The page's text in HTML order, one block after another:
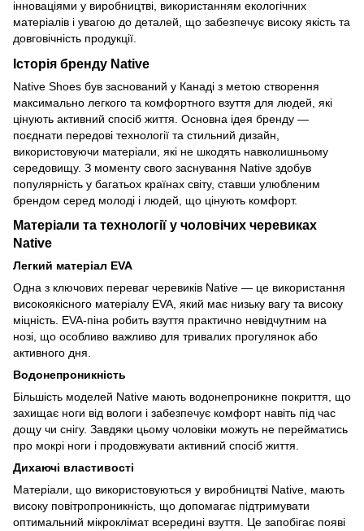
інноваціями у виробництві, використанням екологічних
матеріалів і увагою до деталей, що забезпечує високу якість та
довговічність продукції.
Історія бренду Native
Native Shoes був заснований у Канаді з метою створення
максимально легкого та комфортного взуття для людей, які
цінують активний спосіб життя. Основна ідея бренду —
поєднати передові технології та стильний дизайн,
використовуючи матеріали, які не шкодять навколишньому
середовищу. З моменту свого заснування Native здобув
популярність у багатьох країнах світу, ставши улюбленим
брендом серед молоді і людей, що цінують комфорт.
Матеріали та технології у чоловічих черевиках
Native
Легкий матеріал EVA
Одна з ключових переваг черевиків Native — це використання
високоякісного матеріалу EVA, який має низьку вагу та високу
міцність. EVA-піна робить взуття практично невідчутним на
нозі, що особливо важливо для тривалих прогулянок або
активного дня.
Водонепроникність
Більшість моделей Native мають водонепроникне покриття, що
захищає ноги від вологи і забезпечує комфорт навіть під час
дощу чи снігу. Завдяки цьому чоловіки можуть не перейматись
про мокрі ноги і продовжувати активний спосіб життя.
Дихаючі властивості
Матеріали, що використовуються у виробництві Native, мають
високу повітропроникність, що допомагає підтримувати
оптимальний мікроклімат всередині взуття. Це запобігає появі